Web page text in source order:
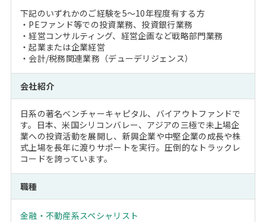
下記のいずれかのご経験を5～10年程度有する方
・PEファンド等での投資業務、投資銀行業務
・経営コンサルティング、経営企画など戦略部門業務
・起業または企業経営
・会計/税務関連業務（デューデリジェンス）
会社紹介
日系の著名ベンチャーキャピタル、バイアウトファンドで
す。日本、米国シリコンバレー、アジアの三極で未上場企
業への投資活動を展開し、新興企業や中堅企業の成長や株
式上場を長年に渡りサポートを実行。圧倒的なトラックレ
コードを誇っています。
職種
金融・不動産系スペシャリスト